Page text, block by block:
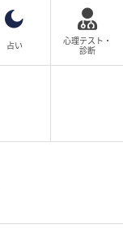
占い
心理テスト・
診断